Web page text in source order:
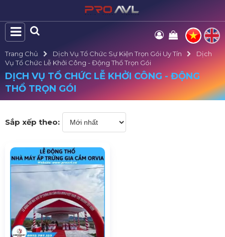
Trang Chủ Dịch Vụ Tổ Chức Sự Kiện Trọn Gói Uy Tín
Dịch
Vụ Tổ Chức Lễ Khởi Công - Động Thổ Trọn Gói
DỊCH VỤ TỔ CHỨC LỄ KHỞI CÔNG - ĐỘNG
THỔ TRỌN GÓI
Sắp xếp theo: